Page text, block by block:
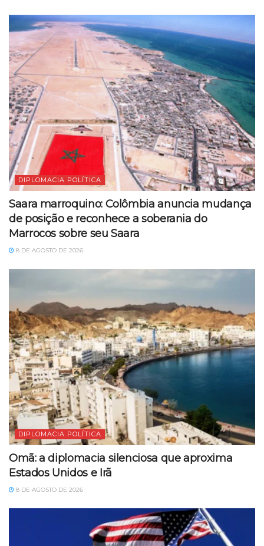
DIPLOMACIA POLÍTICA
Saara marroquino: Colômbia anuncia mudança
de posição e reconhece a soberania do
Marrocos sobre seu Saara
8 DE AGOSTO DE 2026
DIPLOMACIA POLÍTICA
Omã: a diplomacia silenciosa que aproxima
Estados Unidos e Irã
8 DE AGOSTO DE 2026